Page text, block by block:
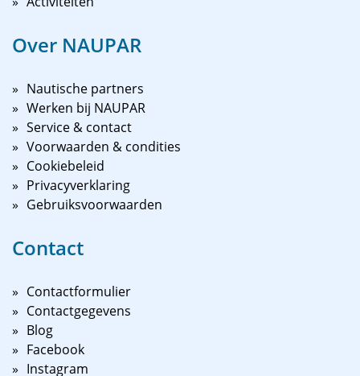
Over NAUPAR
Nautische partners
Werken bij NAUPAR
Service & contact
Voorwaarden & condities
Cookiebeleid
Privacyverklaring
Gebruiksvoorwaarden
Contact
Contactformulier
Contactgegevens
Blog
Facebook
Instagram